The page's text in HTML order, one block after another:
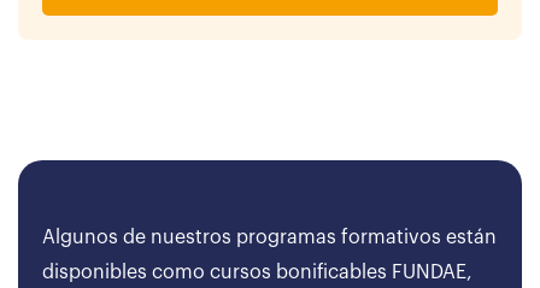
Algunos de nuestros programas formativos están
disponibles como cursos bonificables FUNDAE,